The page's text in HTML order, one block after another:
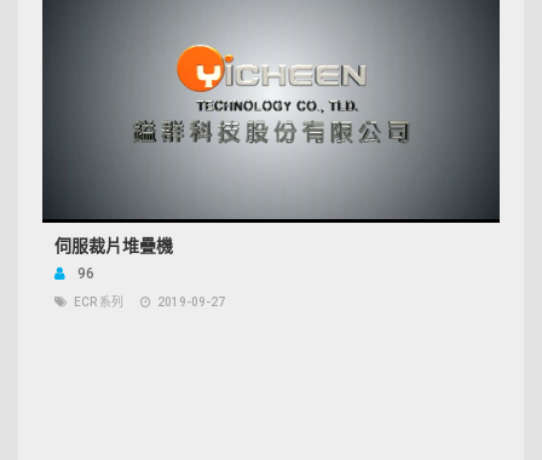
伺服裁片堆疊機
96
ECR 系列 2019-09-27